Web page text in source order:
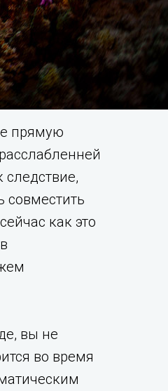
прямую
совместить
как это
вы не
во время